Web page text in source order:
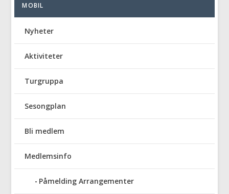
MOBIL
Nyheter
Aktiviteter
Turgruppa
Sesongplan
Bli medlem
Medlemsinfo
Påmelding Arrangementer